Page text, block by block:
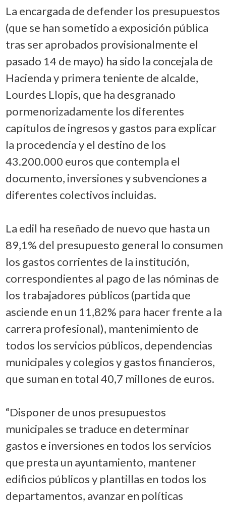
La encargada de defender los presupuestos
(que se han sometido a exposición pública
tras ser aprobados provisionalmente el
pasado 14 de mayo) ha sido la concejala de
Hacienda y primera teniente de alcalde,
Lourdes Llopis, que ha desgranado
pormenorizadamente los diferentes
capítulos de ingresos y gastos para explicar
la procedencia y el destino de los
43.200.000 euros que contempla el
documento, inversiones y subvenciones a
diferentes colectivos incluidas.
La edil ha reseñado de nuevo que hasta un
89,1% del presupuesto general lo consumen
los gastos corrientes de la institución,
correspondientes al pago de las nóminas de
los trabajadores públicos (partida que
asciende en un 11,82% para hacer frente a la
carrera profesional), mantenimiento de
todos los servicios públicos, dependencias
municipales y colegios y gastos financieros,
que suman en total 40,7 millones de euros.
“Disponer de unos presupuestos
municipales se traduce en determinar
gastos e inversiones en todos los servicios
que presta un ayuntamiento, mantener
edificios públicos y plantillas en todos los
departamentos, avanzar en políticas